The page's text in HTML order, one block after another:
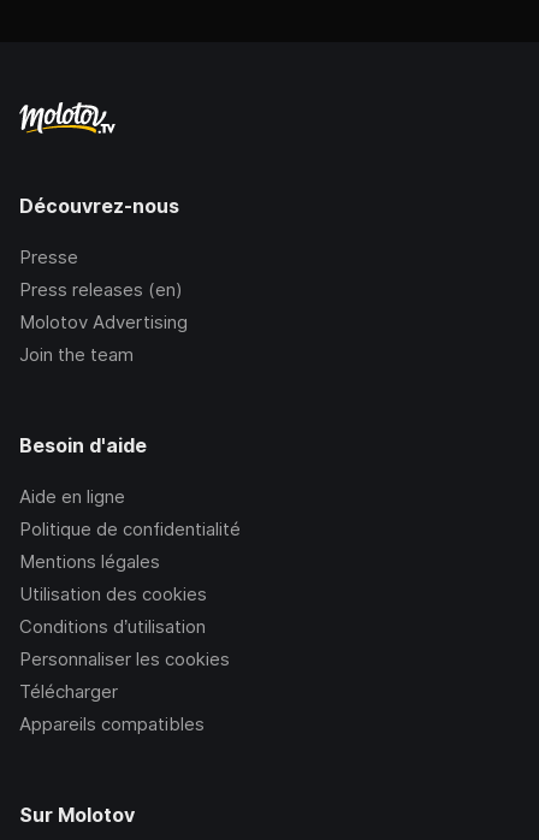
Découvrez-nous
Presse
Press releases (en)
Molotov Advertising
Join the team
Besoin d'aide
Aide en ligne
Politique de confidentialité
Mentions légales
Utilisation des cookies
Conditions d’utilisation
Personnaliser les cookies
Télécharger
Appareils compatibles
Sur Molotov